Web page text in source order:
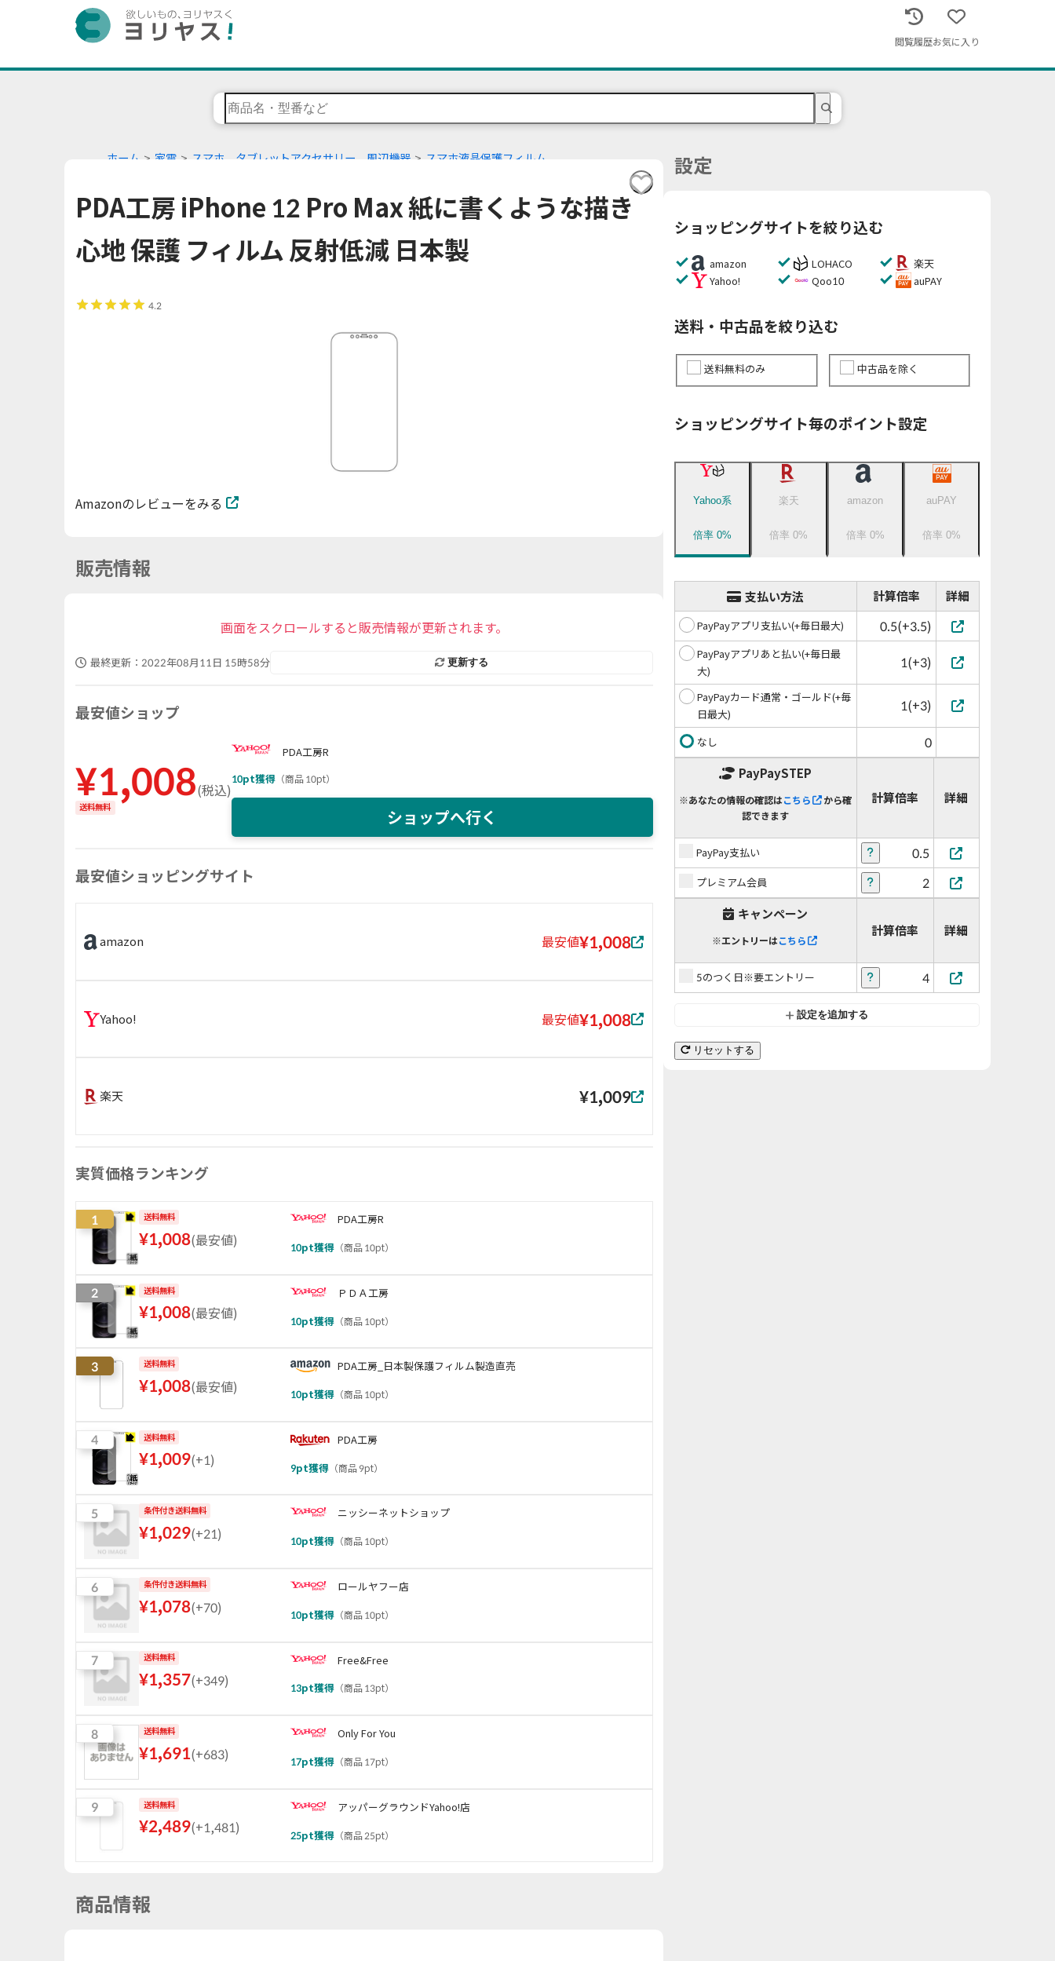
閲覧履歴お気に入り
ホーム 家電 スマホ、タブレットアクセサリー、周辺機器 スマホ液晶保護フィルム
PDA工房 iPhone 12 Pro Max 紙に書くような描き
心地 保護 フィルム 反射低減 日本製
4.2
Amazonのレビューをみる
販売情報
画面をスクロールすると販売情報が更新されます。
最終更新： 2022年08月11日 15時58分 更新する
最安値ショップ
¥1,008(税込)
送料無料
PDA工房R
10pt獲得 （商品 10pt）
ショップへ行く
最安値ショッピングサイト
amazon 最安値¥1,008
Yahoo! 最安値¥1,008
楽天 ¥1,009
実質価格ランキング
1 送料無料
¥1,008(最安値)
PDA工房R
10pt獲得 （商品 10pt）
2 送料無料
¥1,008(最安値)
ＰＤＡ工房
10pt獲得 （商品 10pt）
3 送料無料
¥1,008(最安値)
PDA工房_日本製保護フィルム製造直売
10pt獲得 （商品 10pt）
4 送料無料
¥1,009(+1)
PDA工房
9pt獲得 （商品 9pt）
5 条件付き送料無料
¥1,029(+21)
ニッシーネットショップ
10pt獲得 （商品 10pt）
6 条件付き送料無料
¥1,078(+70)
ロールヤフー店
10pt獲得 （商品 10pt）
7 送料無料
¥1,357(+349)
Free&Free
13pt獲得 （商品 13pt）
8 送料無料
¥1,691 (+683)
Only For You
17pt獲得 （商品 17pt）
9 送料無料
¥2,489(+1,481)
アッパーグラウンドYahoo!店
25pt獲得 （商品 25pt）
商品情報
設定
ショッピングサイトを絞り込む
amazon LOHACO
楽天
Yahoo!
Qoo10 auPAY
送料・中古品を絞り込む
送料無料のみ 中古品を除く
ショッピングサイト毎のポイント設定
Yahoo系
倍率0%
楽天
倍率0%
amazon
倍率 0%
auPAY
倍率0%
支払い方法 計算倍率 詳細
PayPayアプリ支払い(+毎日最大) 0.5(+3.5)
PayPayアプリあと払い(+毎日最
大)
1(+3)
PayPayカード通常・ゴールド(+毎
日最大)
1(+3)
なし 0
PayPaySTEP
※あなたの情報の確認はこちら
から確
認できます
計算倍率 詳細
PayPay支払い 0.5
プレミアム会員 2
キャンペーン
※エントリーはこちら
計算倍率 詳細
5のつく日※要エントリー 4
設定を追加する
リセットする